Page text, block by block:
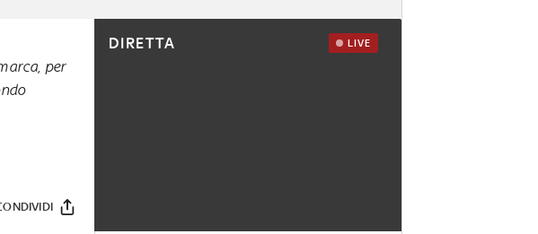
per
DIRETTA LIVE